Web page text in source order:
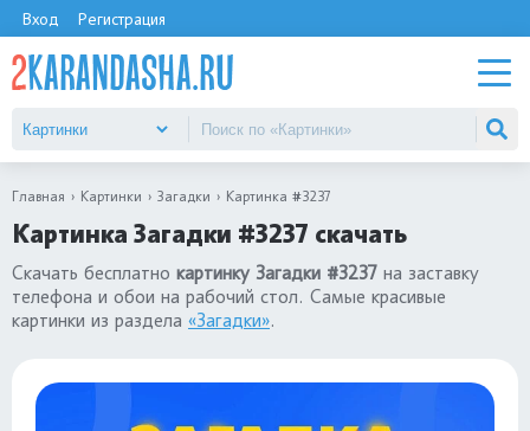
Вход Регистрация
Главная Картинки Загадки Картинка #3237
Картинка Загадки #3237 скачать
Скачать бесплатно картинку Загадки #3237 на заставку
телефона и обои на рабочий стол. Самые красивые
картинки из раздела «Загадки».